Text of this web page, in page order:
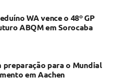
WA vence o 48º GP
ABQM em Sorocaba
preparação para o Mundial
em Aachen